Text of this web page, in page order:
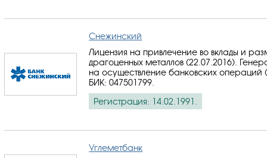
Снежинский
Лицензия на привлечение во вклады и
драгоценных металлов (22.07.2016).
на осуществление банковских операций
БИК: 047501799
Регистрация: 14.02.1991.
Углеметбанк